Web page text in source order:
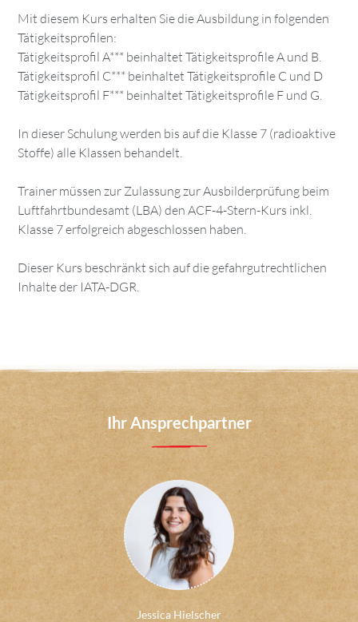
Mit diesem Kurs erhalten Sie die Ausbildung in folgenden
Tätigkeitsprofilen:
Tätigkeitsprofil A*** beinhaltet Tätigkeitsprofile A und B.
Tätigkeitsprofil C*** beinhaltet Tätigkeitsprofile C und D
Tätigkeitsprofil F*** beinhaltet Tätigkeitsprofile F und G.
In dieser Schulung werden bis auf die Klasse 7 (radioaktive
Stoffe) alle Klassen behandelt.
Trainer müssen zur Zulassung zur Ausbilderprüfung beim
Luftfahrtbundesamt (LBA) den ACF-4-Stern-Kurs inkl.
Klasse 7 erfolgreich abgeschlossen haben.
Dieser Kurs beschränkt sich auf die gefahrgutrechtlichen
Inhalte der IATA-DGR.
Ihr Ansprechpartner
Jessica Hielscher